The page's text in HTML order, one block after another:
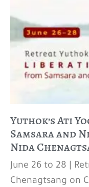
Yuthok’s Ati
Samsara and
Nida
June 26 to 28 |
Chenagtsang on